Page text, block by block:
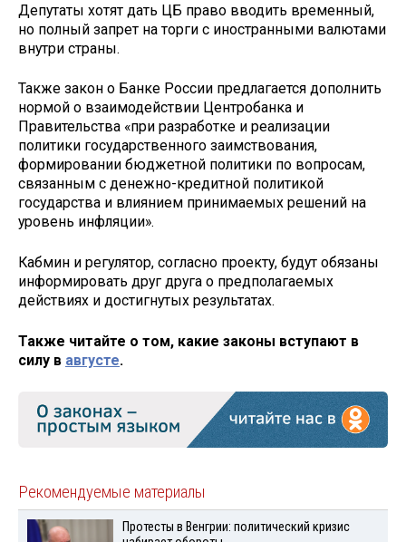
Депутаты хотят дать ЦБ право вводить временный,
но полный запрет на торги с иностранными валютами
внутри страны.
Также закон о Банке России предлагается дополнить
нормой о взаимодействии Центробанка и
Правительства «при разработке и реализации
политики государственного заимствования,
формировании бюджетной политики по вопросам,
связанным с денежно-кредитной политикой
государства и влиянием принимаемых решений на
уровень инфляции».
Кабмин и регулятор, согласно проекту, будут обязаны
информировать друг друга о предполагаемых
действиях и достигнутых результатах.
Также читайте о том, какие законы вступают в
силу в августе.
Рекомендуемые материалы
Протесты в Венгрии: политический кризис